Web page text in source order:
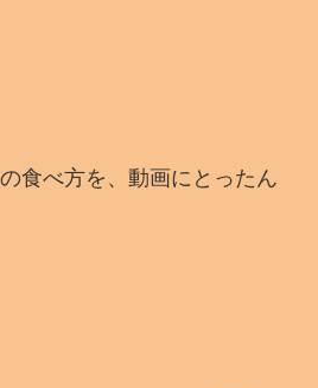
食べ方を、動画にとったん